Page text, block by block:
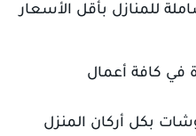
للمنازل بأقل الأسعار
في كافة أعمال
بكل أركان المنزل